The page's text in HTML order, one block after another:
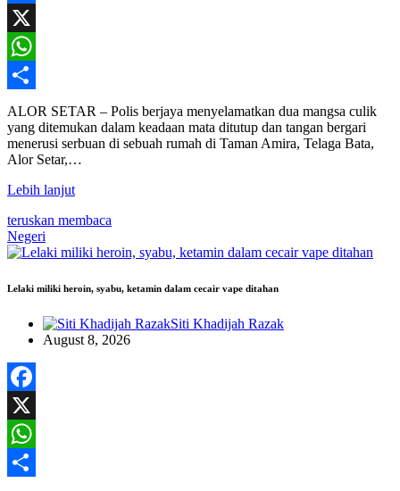
Facebook
X
WhatsApp
Share
ALOR SETAR – Polis berjaya menyelamatkan dua mangsa culik
yang ditemukan dalam keadaan mata ditutup dan tangan bergari
menerusi serbuan di sebuah rumah di Taman Amira, Telaga Bata,
Alor Setar,…
Lebih lanjut
teruskan membaca
Negeri
Lelaki miliki heroin, syabu, ketamin dalam cecair vape ditahan
Siti Khadijah Razak
August 8, 2026
Facebook
X
WhatsApp